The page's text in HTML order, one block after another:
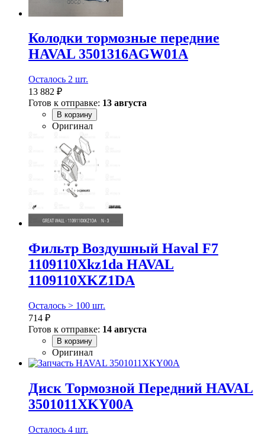
Колодки тормозные передние
HAVAL 3501316AGW01A
Осталось 2 шт.
13 882 ₽
Готов к отправке: 13 августа
В корзину
Оригинал
Фильтр Воздушный Haval F7
1109110Xkz1da HAVAL
1109110XKZ1DA
Осталось > 100 шт.
714 ₽
Готов к отправке: 14 августа
В корзину
Оригинал
Диск Тормозной Передний HAVAL
3501011XKY00A
Осталось 4 шт.